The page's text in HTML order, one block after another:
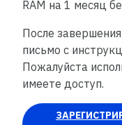
RAM на 1 месяц
После
письмо с
Пожалуйста
имеете доступ.